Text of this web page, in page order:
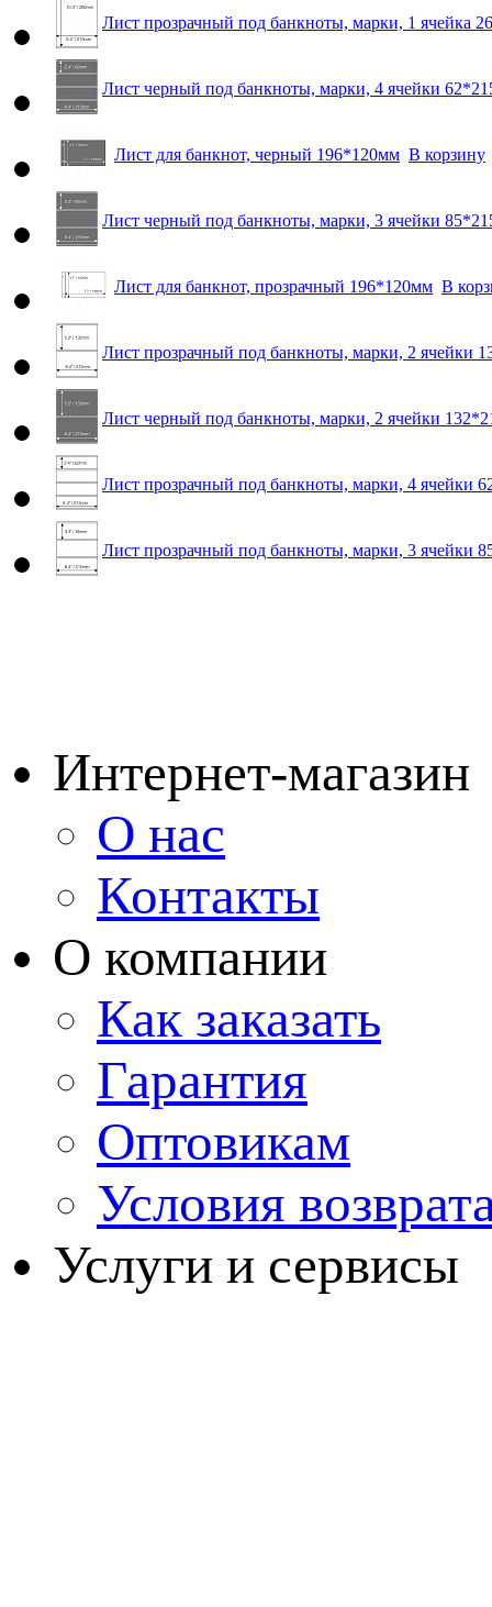
Лист прозрачный под банкноты, марки, 1 ячейка
Лист черный под банкноты, марки, 4 ячейки
Лист для банкнот, черный 196*120мм В корзину
Лист черный под банкноты, марки, 3 ячейки
Лист для банкнот, прозрачный 196*120мм В
Лист прозрачный под банкноты, марки, 2 ячейки
Лист черный под банкноты, марки, 2 ячейки
Лист прозрачный под банкноты, марки, 4 ячейки
Лист прозрачный под банкноты, марки, 3 ячейки
Интернет-магазин
О нас
Контакты
О компании
Как заказать
Гарантия
Оптовикам
Условия
Услуги и сервисы